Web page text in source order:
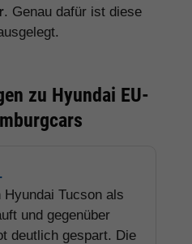
. Genau dafür ist diese
zu Hyundai EU-
Hyundai Tucson als
und gegenüber
deutlich gespart. Die